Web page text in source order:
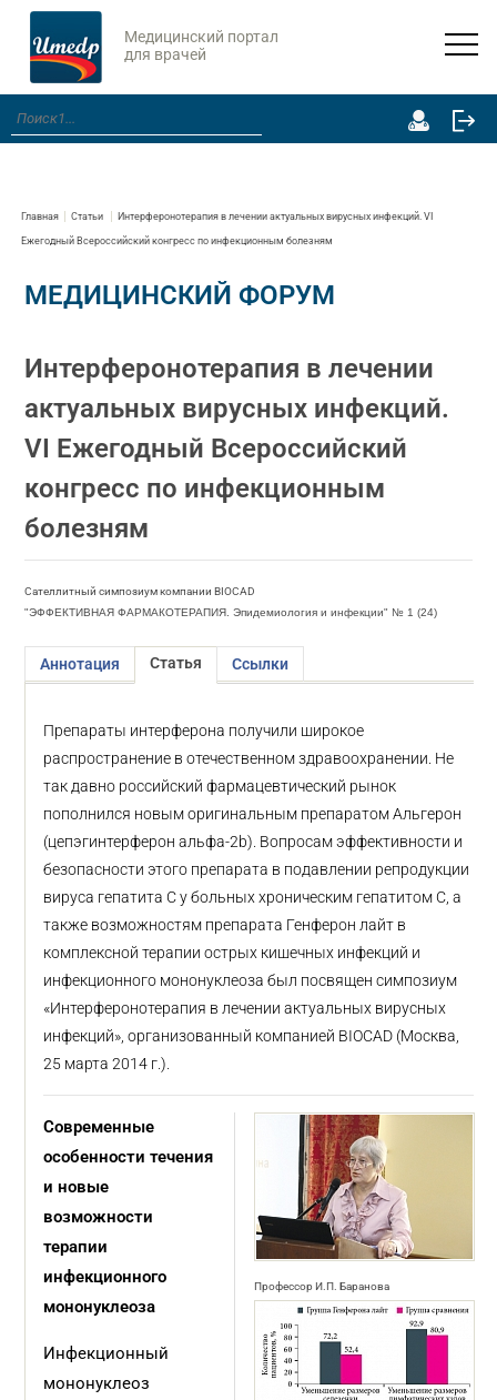
Медицинский портал
для врачей
Главная Статьи Интерферонотерапия в лечении актуальных вирусных инфекций. VI
Ежегодный Всероссийский конгресс по инфекционным болезням
МЕДИЦИНСКИЙ ФОРУМ
Интерферонотерапия в лечении
актуальных вирусных инфекций.
VI Ежегодный Всероссийский
конгресс по инфекционным
болезням
Сателлитный симпозиум компании BIOCAD
"ЭФФЕКТИВНАЯ ФАРМАКОТЕРАПИЯ. Эпидемиология и инфекции" № 1 (24)
Аннотация Статья Ссылки
Препараты интерферона получили широкое
распространение в отечественном здравоохранении. Не
так давно российский фармацевтический рынок
пополнился новым оригинальным препаратом Альгерон
(цепэгинтерферон альфа-2b). Вопросам эффективности и
безопасности этого препарата в подавлении репродукции
вируса гепатита С у больных хроническим гепатитом С, а
также возможностям препарата Генферон лайт в
комплексной терапии острых кишечных инфекций и
инфекционного мононуклеоза был посвящен симпозиум
«Интерферонотерапия в лечении актуальных вирусных
инфекций», организованный компанией BIOCAD (Москва,
25 марта 2014 г.).
Профессор И.П. Баранова
Современные
особенности течения
и новые
возможности
терапии
инфекционного
мононуклеоза
Инфекционный
мононуклеоз